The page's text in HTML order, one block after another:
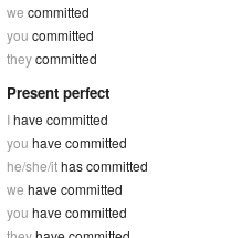
we committed
you committed
theycommitted
Present perfect
Ihave committed
you have committed
he/she/ithas committed
we have committed
you have committed